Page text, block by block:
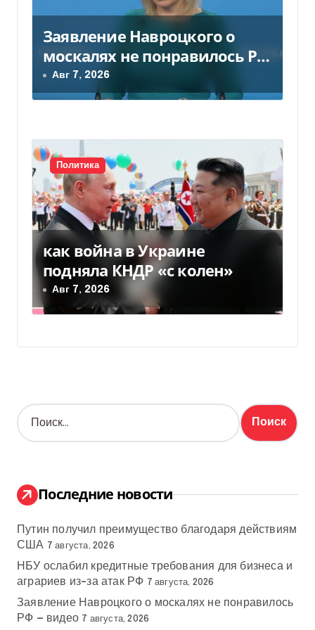
Заявление Навроцкого о
москалях не понравилось РФ
— видео
Авг 7, 2026
Политика
как война в Украине
подняла КНДР «с колен»
Авг 7, 2026
Н
а
:
Последние новости
Путин получил преимущество благодаря действиям
США 7 августа, 2026
НБУ ослабил кредитные требования для бизнеса и
аграриев из-за атак РФ 7 августа, 2026
Заявление Навроцкого о москалях не понравилось
РФ — видео 7 августа, 2026